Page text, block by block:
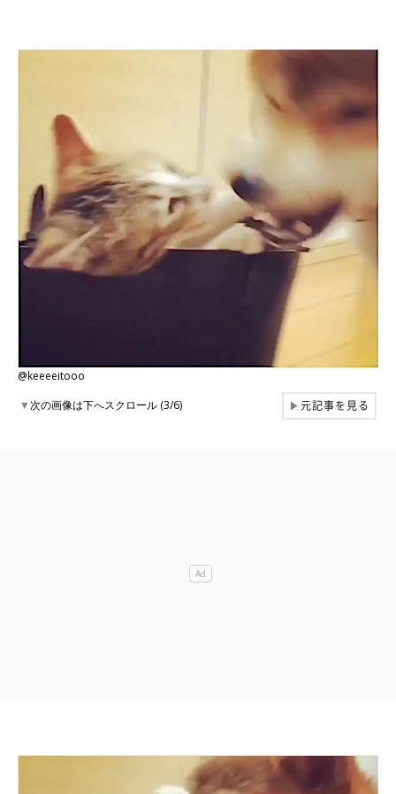
@keeeeitooo
▼次の画像は下へスクロール (3/6) ▶元記事を見る